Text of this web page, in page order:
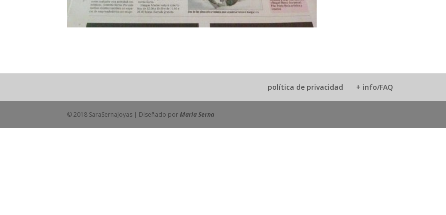
política de privacidad + info/FAQ
© 2018 SaraSernaJoyas | Diseñado porMaría Serna